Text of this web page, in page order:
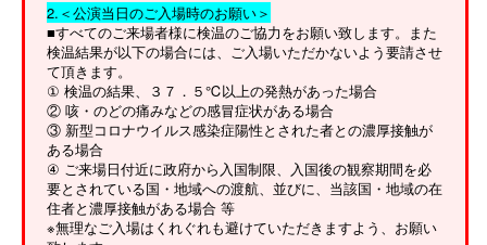
2.＜公演当日のご入場時のお願い＞
■すべてのご来場者様に検温のご協力をお願い致します。また
検温結果が以下の場合には、ご入場いただかないよう要請させ
て頂きます。
① 検温の結果、３７．５℃以上の発熱があった場合
② 咳・のどの痛みなどの感冒症状がある場合
③ 新型コロナウイルス感染症陽性とされた者との濃厚接触が
ある場合
④ ご来場日付近に政府から入国制限、入国後の観察期間を必
要とされている国・地域への渡航、並びに、当該国・地域の在
住者と濃厚接触がある場合 等
※無理なご入場はくれぐれも避けていただきますよう、お願い